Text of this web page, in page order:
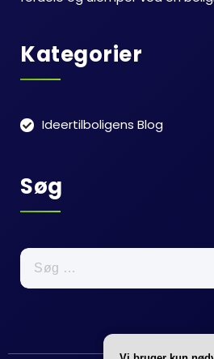
Kategorier
Ideertilboligens Blog
Søg
Søg
efter: